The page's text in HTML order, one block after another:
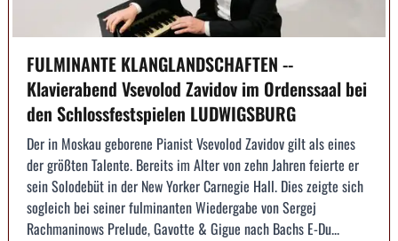
FULMINANTE KLANGLANDSCHAFTEN --
Klavierabend Vsevolod Zavidov im Ordenssaal bei
den Schlossfestspielen LUDWIGSBURG
Der in Moskau geborene Pianist Vsevolod Zavidov gilt als eines
der größten Talente. Bereits im Alter von zehn Jahren feierte er
sein Solodebüt in der New Yorker Carnegie Hall. Dies zeigte sich
sogleich bei seiner fulminanten Wiedergabe von Sergej
Rachmaninows Prelude, Gavotte & Gigue nach Bachs E-Du...